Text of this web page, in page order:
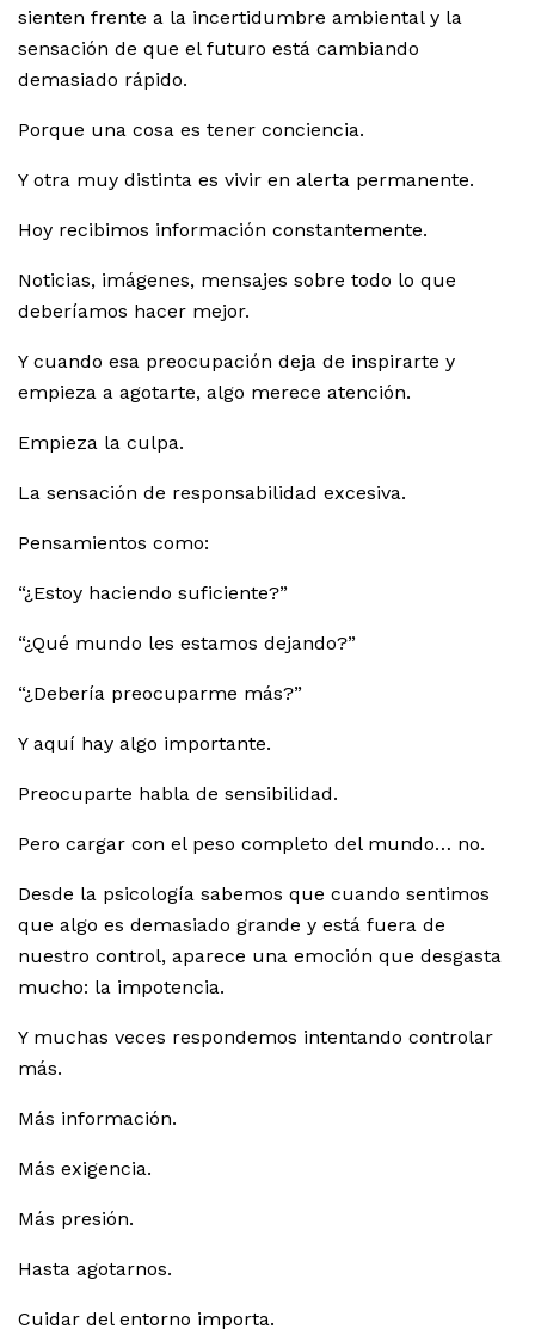
sienten frente a la incertidumbre ambiental y la
sensación de que el futuro está cambiando
demasiado rápido.
Porque una cosa es tener conciencia.
Y otra muy distinta es vivir en alerta permanente.
Hoy recibimos información constantemente.
Noticias, imágenes, mensajes sobre todo lo que
deberíamos hacer mejor.
Y cuando esa preocupación deja de inspirarte y
empieza a agotarte, algo merece atención.
Empieza la culpa.
La sensación de responsabilidad excesiva.
Pensamientos como:
“¿Estoy haciendo suficiente?”
“¿Qué mundo les estamos dejando?”
“¿Debería preocuparme más?”
Y aquí hay algo importante.
Preocuparte habla de sensibilidad.
Pero cargar con el peso completo del mundo… no.
Desde la psicología sabemos que cuando sentimos
que algo es demasiado grande y está fuera de
nuestro control, aparece una emoción que desgasta
mucho: la impotencia.
Y muchas veces respondemos intentando controlar
más.
Más información.
Más exigencia.
Más presión.
Hasta agotarnos.
Cuidar del entorno importa.